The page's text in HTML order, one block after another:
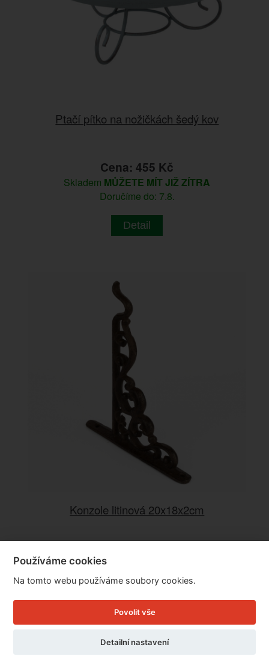
Ptačí pítko na nožičkách šedý kov
Cena: 455 Kč
Skladem MŮŽETE MÍT JIŽ ZÍTRA
Doručíme do: 7.8.
Detail
Konzole litinová 20x18x2cm
Cena: 157 Kč
Skladem MŮŽETE MÍT JIŽ ZÍTRA
Doručíme do: 7.8.
Detail
Používáme cookies
Na tomto webu používáme soubory cookies.
Povolit vše
Detailní nastavení